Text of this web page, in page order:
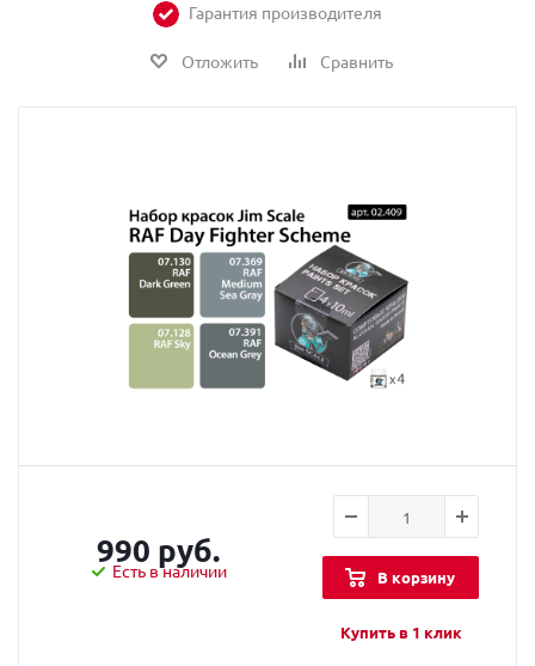
Гарантия производителя
Отложить Сравнить
990 руб.
Есть в наличии В корзину
Купить в 1 клик